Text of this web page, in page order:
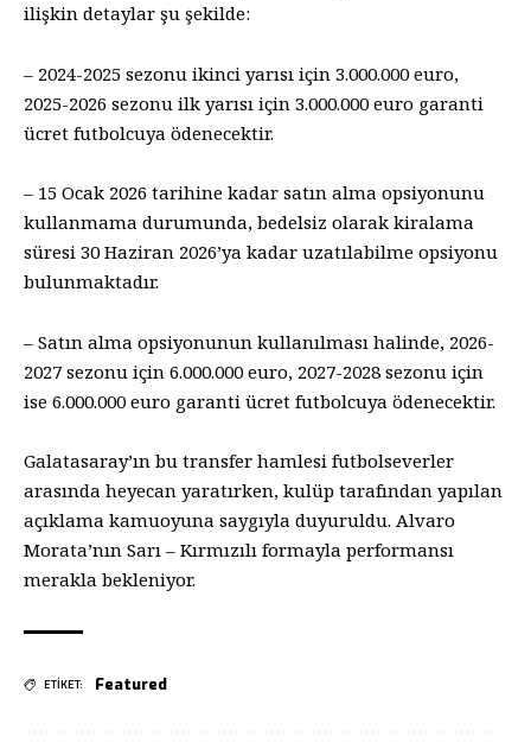
ilişkin detaylar şu şekilde:
– 2024-2025 sezonu ikinci yarısı için 3.000.000 euro,
2025-2026 sezonu ilk yarısı için 3.000.000 euro garanti
ücret futbolcuya ödenecektir.
– 15 Ocak 2026 tarihine kadar satın alma opsiyonunu
kullanmama durumunda, bedelsiz olarak kiralama
süresi 30 Haziran 2026’ya kadar uzatılabilme opsiyonu
bulunmaktadır.
– Satın alma opsiyonunun kullanılması halinde, 2026-
2027 sezonu için 6.000.000 euro, 2027-2028 sezonu için
ise 6.000.000 euro garanti ücret futbolcuya ödenecektir.
Galatasaray’ın bu transfer hamlesi futbolseverler
arasında heyecan yaratırken, kulüp tarafından yapılan
açıklama kamuoyuna saygıyla duyuruldu. Alvaro
Morata’nın Sarı – Kırmızılı formayla performansı
merakla bekleniyor.
ETİKET: Featured